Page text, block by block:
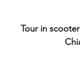
Tour in